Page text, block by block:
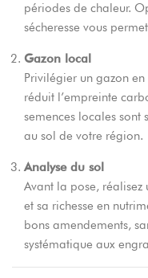
périodes de chaleur.
sécheresse vous
Gazon local
Privilégier un gazon
réduit l’empreinte
semences locales
au sol de votre région.
Analyse du sol
Avant la pose, réalisez
et sa richesse en
bons amendements,
systématique aux